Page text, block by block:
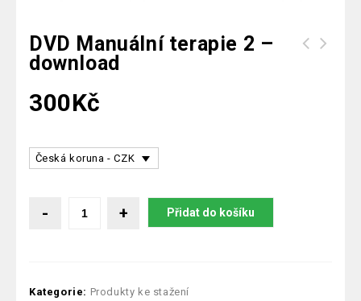
DVD Manuální terapie 2 –
download
300Kč
Česká koruna - CZK
Přidat do košíku
Kategorie: Produkty ke stažení